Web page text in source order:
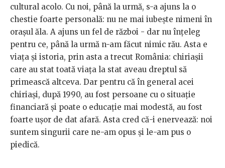
cultural acolo. Cu noi, până la urmă, s-a ajuns la o
chestie foarte personală: nu ne mai iubește nimeni în
orașul ăla. A ajuns un fel de război - dar nu înțeleg
pentru ce, până la urmă n-am făcut nimic rău. Asta e
viața și istoria, prin asta a trecut România: chiriașii
care au stat toată viața la stat aveau dreptul să
primească altceva. Dar pentru că în general acei
chiriași, după 1990, au fost persoane cu o situație
financiară și poate o educație mai modestă, au fost
foarte ușor de dat afară. Asta cred că-i enervează: noi
suntem singurii care ne-am opus și le-am pus o
piedică.